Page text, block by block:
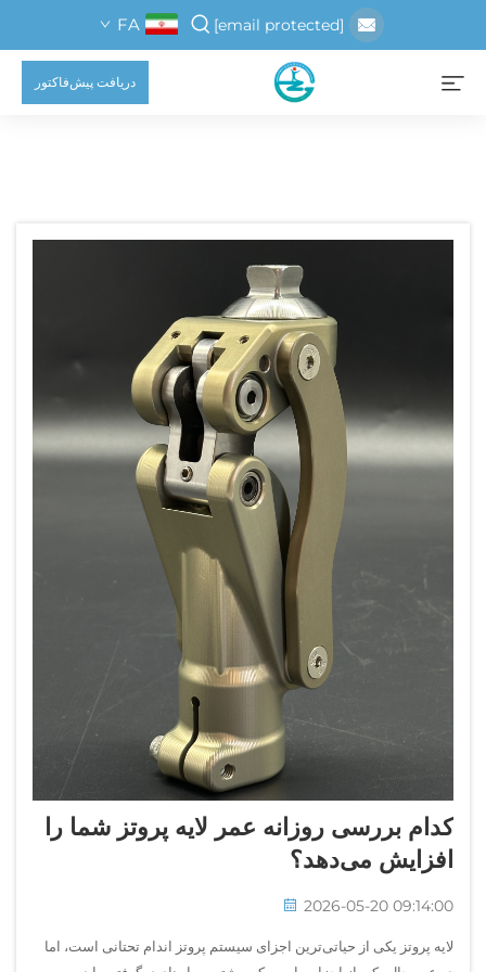
[email protected]
FA
دریافت پیش‌فاکتور
کدام بررسی روزانه عمر لایه پروتز شما را
افزایش می‌دهد؟
2026-05-20 09:14:00
لایه پروتز یکی از حیاتی‌ترین اجزای سیستم پروتز اندام تحتانی است، اما